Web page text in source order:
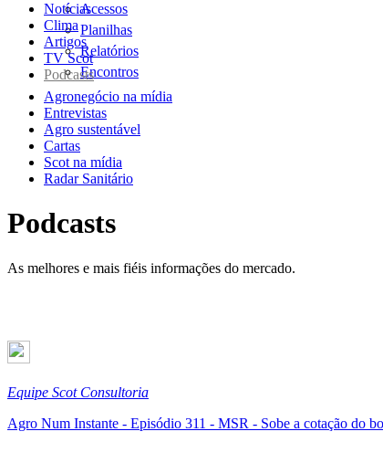
Acessos
Planilhas
Relatórios
Encontros
Notícias
Clima
Artigos
TV Scot
Podcasts
Agronegócio na mídia
Entrevistas
Agro sustentável
Cartas
Scot na mídia
Radar Sanitário
Podcasts
As melhores e mais fiéis informações do mercado.
Equipe Scot Consultoria
Agro Num Instante - Episódio 311 - MSR - Sobe a cotação do